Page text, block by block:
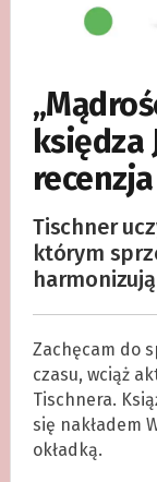
księdza
recenzja
Tischner
którym
Zachęcam do
czasu, wciąż
Tischnera.
się nakładem
okładką.